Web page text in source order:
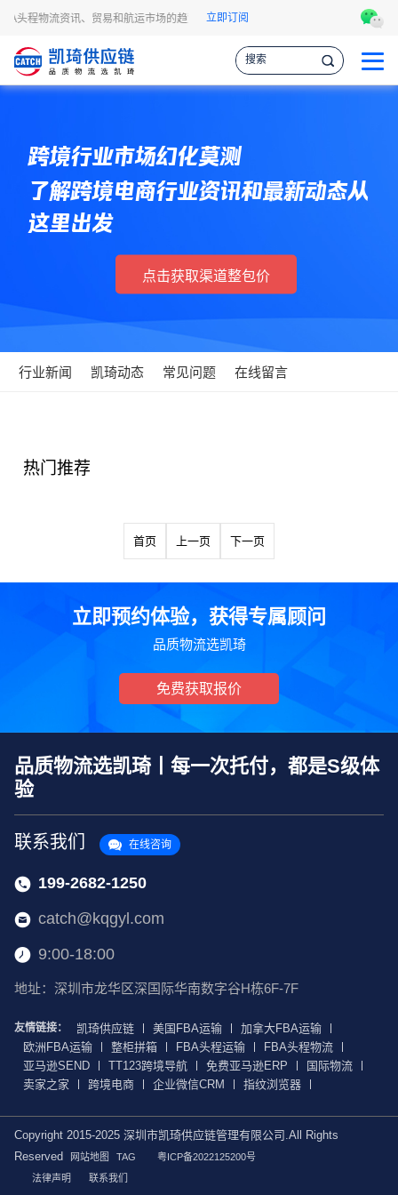
头程物流资讯、贸易和航运市场的趋势和最新事件，让您掌握各种情报，作出更
立即订阅
跨境行业市场幻化莫测
了解跨境电商行业资讯和最新动态从
这里出发
点击获取渠道整包价
行业新闻 凯琦动态 常见问题 在线留言
热门推荐
首页 上一页 下一页
立即预约体验，获得专属顾问
品质物流选凯琦
免费获取报价
品质物流选凯琦丨每一次托付，都是S级体
验
联系我们 在线咨询
199-2682-1250
catch@kqgyl.com
9:00-18:00
地址：深圳市龙华区深国际华南数字谷H栋6F-7F
友情链接： 凯琦供应链 美国FBA运输
加拿大FBA运输
欧洲FBA运输
整柜拼箱 FBA头程运输
FBA头程物流
亚马逊SEND
TT123跨境导航 免费亚马逊ERP
国际物流
卖家之家
跨境电商 企业微信CRM 指纹浏览器
Copyright 2015-2025 深圳市凯琦供应链管理有限公司.All Rights
Reserved
网站地图 TAG
粤ICP备2022125200号
法律声明
联系我们